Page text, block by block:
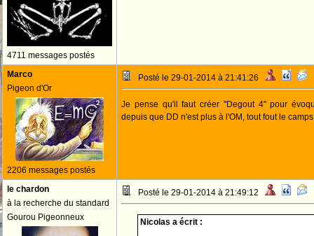
4711 messages postés
Marco
Pigeon d'Or
2206 messages postés
Posté le 29-01-2014 à 21:41:26
Je pense qu'il faut créer "Degout 4" pour
depuis que DD n'est plus à l'OM, tout fout le
le chardon
à la recherche du standard
Gourou Pigeonneux
Posté le 29-01-2014 à 21:49:12
Nicolas a écrit :